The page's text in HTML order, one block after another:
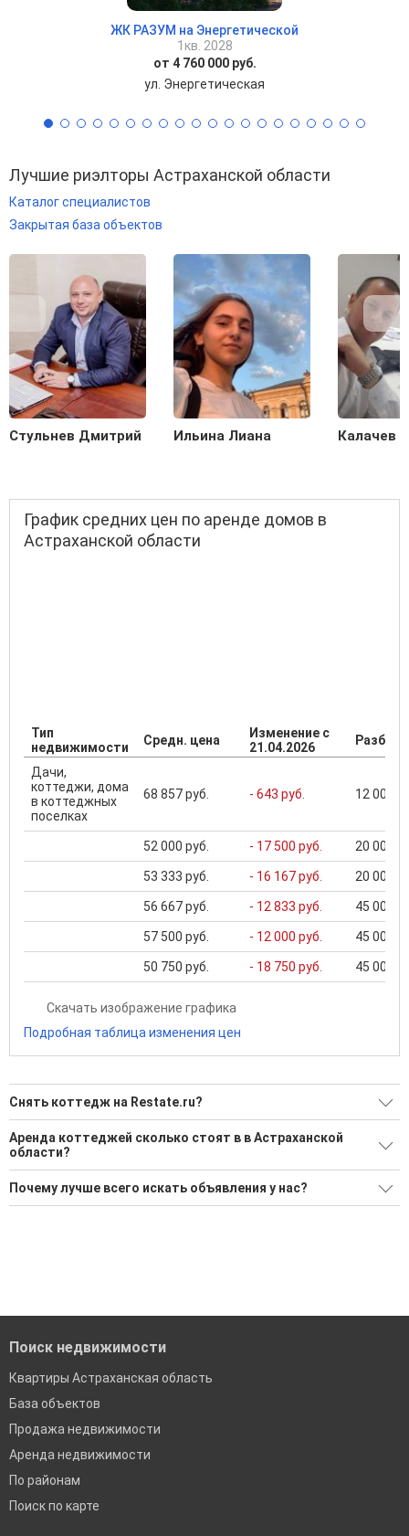
ЖК РАЗУМ на Энергетической
1кв. 2028
от 4 760 000 руб.
ул. Энергетическая
Лучшие риэлторы Астраханской области
Каталог специалистов
Закрытая база объектов
Стульнев Дмитрий Ильина Лиана Калачев
График средних цен по аренде домов в
Астраханской области
Тип
недвижимости
Средн. цена
Изменение с
21.04.2026
Дачи,
коттеджи, дома
в коттеджных
поселках
68 857 руб. - 643 руб. 12 000
52 000 руб. - 17 500 руб. 20 000
53 333 руб. - 16 167 руб. 20 000
56 667 руб. - 12 833 руб. 45 000
57 500 руб. - 12 000 руб. 45 000
50 750 руб. - 18 750 руб. 45 000
Скачать изображение графика
Подробная таблица изменения цен
Снять коттедж на Restate.ru?
Ищите, как Снять коттедж?
7 актуальных и проверенных объявлений
Воспользуйтесь нашим поиском по новостройкам, для
подбора подходящего вам варианта
Аренда коттеджей сколько стоят в в Астраханской
области?
Минимальная цена: 12 000 Р. Максимальная цена: 250 000 Р;
Средняя: 68 857 Р
Почему лучше всего искать объявления у нас?
Поиск недвижимости
Квартиры Астраханская область
База объектов
Продажа недвижимости
Аренда недвижимости
По районам
Поиск по карте